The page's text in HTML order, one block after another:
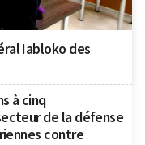
Iabloko des
à cinq
de la défense
contre